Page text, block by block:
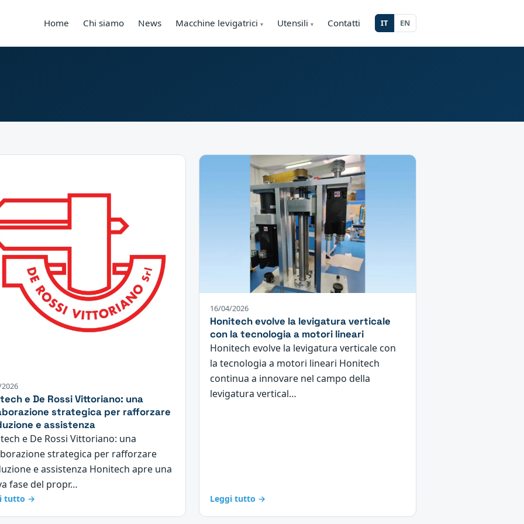
Home Chi siamo News Macchine levigatrici ▾ Utensili ▾ Contatti IT EN
e De Rossi Vittoriano: una
strategica per rafforzare
e assistenza
e De Rossi Vittoriano: una
strategica per rafforzare
e assistenza Honitech apre una
fase del propr…
tutto →
16/04/2026
Honitech evolve la levigatura verticale
con la tecnologia a motori lineari
Honitech evolve la levigatura verticale con
la tecnologia a motori lineari Honitech
continua a innovare nel campo della
levigatura vertical…
Leggi tutto →